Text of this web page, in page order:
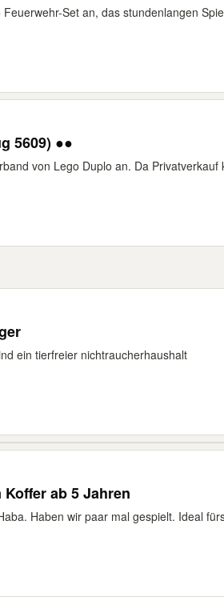
Set an, das stundenlangen
5609) ●●
von Lego Duplo an. Da Privatverkauf
ein tierfreier nichtraucherhaushalt
ab 5 Jahren
Haben wir paar mal gespielt. Ideal